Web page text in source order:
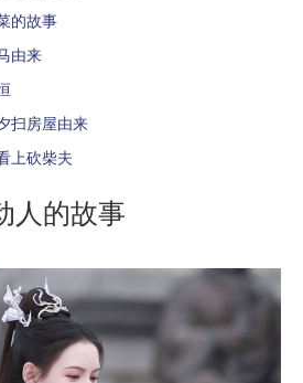
的故事
由来
扫房屋由来
上砍柴夫
人的故事